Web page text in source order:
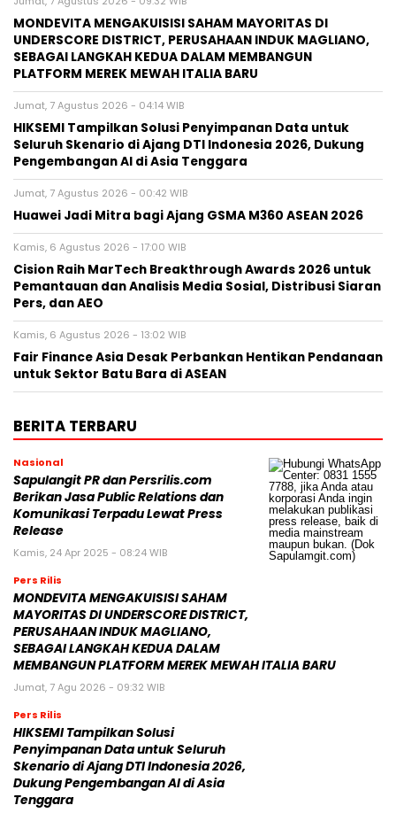
MONDEVITA MENGAKUISISI SAHAM MAYORITAS DI
UNDERSCORE DISTRICT, PERUSAHAAN INDUK MAGLIANO,
SEBAGAI LANGKAH KEDUA DALAM MEMBANGUN
PLATFORM MEREK MEWAH ITALIA BARU
Jumat, 7 Agustus 2026 - 04:14 WIB
HIKSEMI Tampilkan Solusi Penyimpanan Data untuk
Seluruh Skenario di Ajang DTI Indonesia 2026, Dukung
Pengembangan AI di Asia Tenggara
Jumat, 7 Agustus 2026 - 00:42 WIB
Huawei Jadi Mitra bagi Ajang GSMA M360 ASEAN 2026
Kamis, 6 Agustus 2026 - 17:00 WIB
Cision Raih MarTech Breakthrough Awards 2026 untuk
Pemantauan dan Analisis Media Sosial, Distribusi Siaran
Pers, dan AEO
Kamis, 6 Agustus 2026 - 13:02 WIB
Fair Finance Asia Desak Perbankan Hentikan Pendanaan
untuk Sektor Batu Bara di ASEAN
BERITA TERBARU
Nasional
Sapulangit PR dan Persrilis.com
Berikan Jasa Public Relations dan
Komunikasi Terpadu Lewat Press
Release
Kamis, 24 Apr 2025 - 08:24 WIB
Pers Rilis
MONDEVITA MENGAKUISISI SAHAM
MAYORITAS DI UNDERSCORE DISTRICT,
PERUSAHAAN INDUK MAGLIANO,
SEBAGAI LANGKAH KEDUA DALAM
MEMBANGUN PLATFORM MEREK MEWAH ITALIA BARU
Jumat, 7 Agu 2026 - 09:32 WIB
Pers Rilis
HIKSEMI Tampilkan Solusi
Penyimpanan Data untuk Seluruh
Skenario di Ajang DTI Indonesia 2026,
Dukung Pengembangan AI di Asia
Tenggara